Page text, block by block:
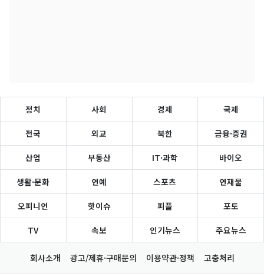
정치 사회 경제 국제
전국 외교 북한 금융·증권
산업 부동산 IT·과학 바이오
생활·문화 연예 스포츠 연재물
오피니언 핫이슈 피플 포토
TV 속보 인기뉴스 주요뉴스
회사소개 광고/제휴·구매문의 이용약관·정책 고충처리